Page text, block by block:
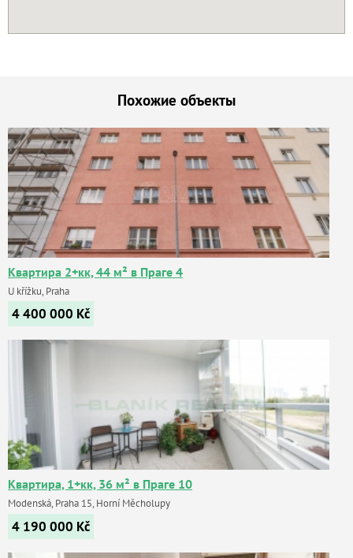
Похожие объекты
Квартира 2+кк, 44 м² в Праге 4
U křížku, Praha
4 400 000 Kč
Квартира, 1+кк, 36 м² в Праге 10
Modenská, Praha 15, Horní Měcholupy
4 190 000 Kč